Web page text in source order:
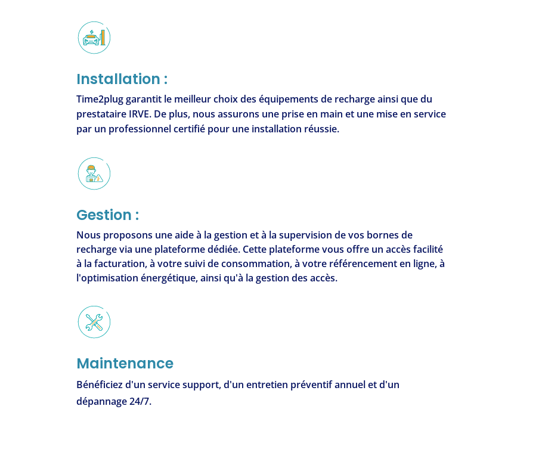
Installation :
Time2plug garantit le meilleur choix des équipements de recharge ainsi que du
prestataire IRVE. De plus, nous assurons une prise en main et une mise en service
par un professionnel certifié pour une installation réussie.
Gestion :
Nous proposons une aide à la gestion et à la supervision de vos bornes de
recharge via une plateforme dédiée. Cette plateforme vous offre un accès facilité
à la facturation, à votre suivi de consommation, à votre référencement en ligne, à
l'optimisation énergétique, ainsi qu'à la gestion des accès.
Maintenance
Bénéficiez d'un service support, d'un entretien préventif annuel et d'un
dépannage 24/7.